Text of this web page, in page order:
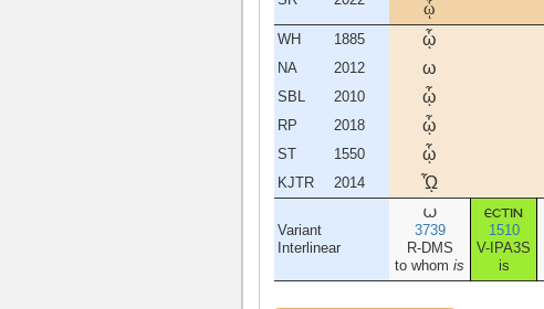
ᾧ
WH 1885 ᾧ
NA 2012 ω
SBL 2010 ᾧ
RP 2018 ᾧ
ST 1550 ᾧ
KJTR 2014 ᾯ
Variant
Interlinear
ω
3739
R-DMS
to whom is
εστιν
1510
V-IPA3S
is